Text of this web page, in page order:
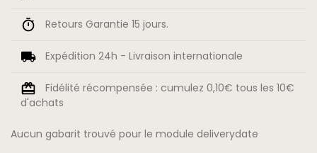
Retours Garantie 15 jours.
Expédition 24h - Livraison internationale
Fidélité récompensée : cumulez 0,10€ tous les 10€
d'achats
Aucun gabarit trouvé pour le module deliverydate